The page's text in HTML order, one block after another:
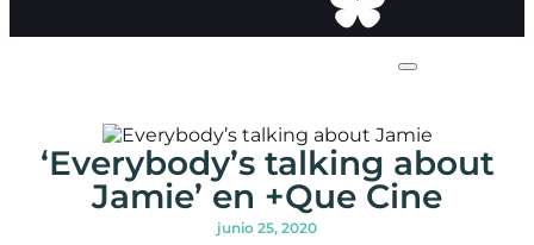
‘Everybody’s talking about
Jamie’ en +Que Cine
junio 25, 2020